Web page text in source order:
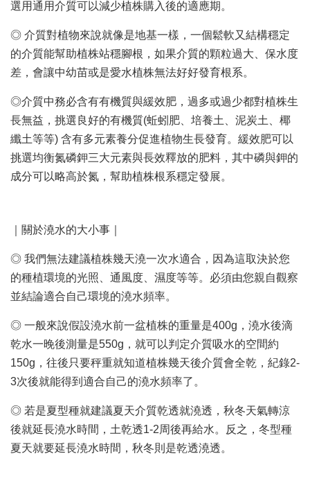
選用通用介質可以減少植株購入後的適應期。
◎ 介質對植物來說就像是地基一樣，一個鬆軟又結構穩定
的介質能幫助植株站穩腳根，如果介質的顆粒過大、保水度
差，會讓中幼苗或是愛水植株無法好好發育根系。
◎介質中務必含有有機質與緩效肥，過多或過少都對植株生
長無益，挑選良好的有機質(蚯蚓肥、培養土、泥炭土、椰
纖土等等) 含有多元素養分促進植物生長發育。緩效肥可以
挑選均衡氮磷鉀三大元素與長效釋放的肥料，其中磷與鉀的
成分可以略高於氮，幫助植株根系穩定發展。
｜關於澆水的大小事｜
◎ 我們無法建議植株幾天澆一次水適合，因為這取決於您
的種植環境的光照、通風度、濕度等等。必須由您親自觀察
並結論適合自己環境的澆水頻率。
◎ 一般來說假設澆水前一盆植株的重量是400g，澆水後滴
乾水一晚後測量是550g，就可以判定介質吸水的空間約
150g，往後只要秤重就知道植株幾天後介質會全乾，紀錄2-
3次後就能得到適合自己的澆水頻率了。
◎ 若是夏型種就建議夏天介質乾透就澆透，秋冬天氣轉涼
後就延長澆水時間，土乾透1-2周後再給水。反之，冬型種
夏天就要延長澆水時間，秋冬則是乾透澆透。